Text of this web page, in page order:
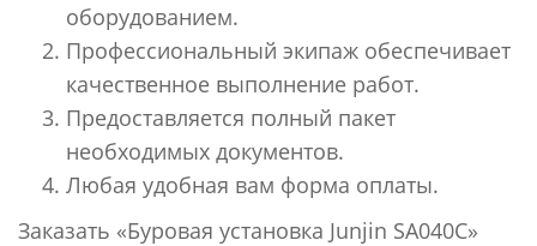
оборудованием.
Профессиональный экипаж обеспечивает
качественное выполнение работ.
Предоставляется полный пакет
необходимых документов.
Любая удобная вам форма оплаты.
Заказать «Буровая установка Junjin SA040C»